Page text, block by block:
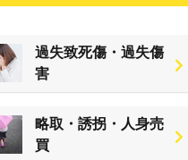
過失致死傷・過失傷
害
略取・誘拐・人身売
買